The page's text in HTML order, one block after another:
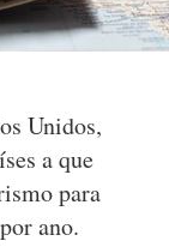
Unidos,
a que
para
ano.